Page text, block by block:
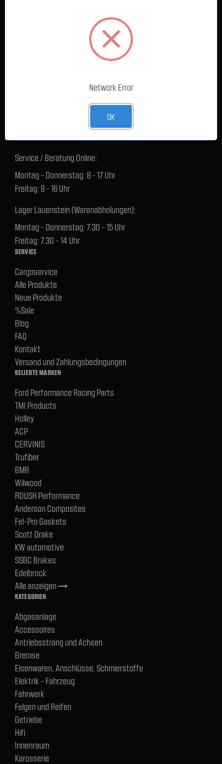
Für sämtliche Anliegen zur Lieferzeit, technischen Fragen,
Reklamationen oder Rücksendungen bitte hier klicken.
FRAGEN & HILFE
Service / Beratung Online:
Montag - Donnerstag: 8 - 17 Uhr
Freitag: 8 - 16 Uhr
Lager Lauenstein (Warenabholungen):
Montag - Donnerstag: 7.30 - 15 Uhr
Freitag: 7.30 - 14 Uhr
SERVICE
Cargoservice
Alle Produkte
Neue Produkte
%Sale
Blog
FAQ
Kontakt
Versand und Zahlungsbedingungen
BELIEBTE MARKEN
Ford Performance Racing Parts
TMI Products
Holley
ACP
CERVINIS
Trufiber
BMR
Wilwood
ROUSH Performance
Anderson Composites
Fel-Pro Gaskets
Scott Drake
KW automotive
SSBC Brakes
Edelbrock
Alle anzeigentrending_flat
KATEGORIEN
Abgasanlage
Accessoires
Antriebsstrang und Achsen
Bremse
Eisenwaren, Anschlüsse, Schmierstoffe
Elektrik - Fahrzeug
Fahrwerk
Felgen und Reifen
Getriebe
Hifi
Innenraum
Karosserie
Network Error
OK